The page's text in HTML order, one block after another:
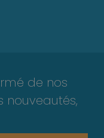
de nos
nouveautés,